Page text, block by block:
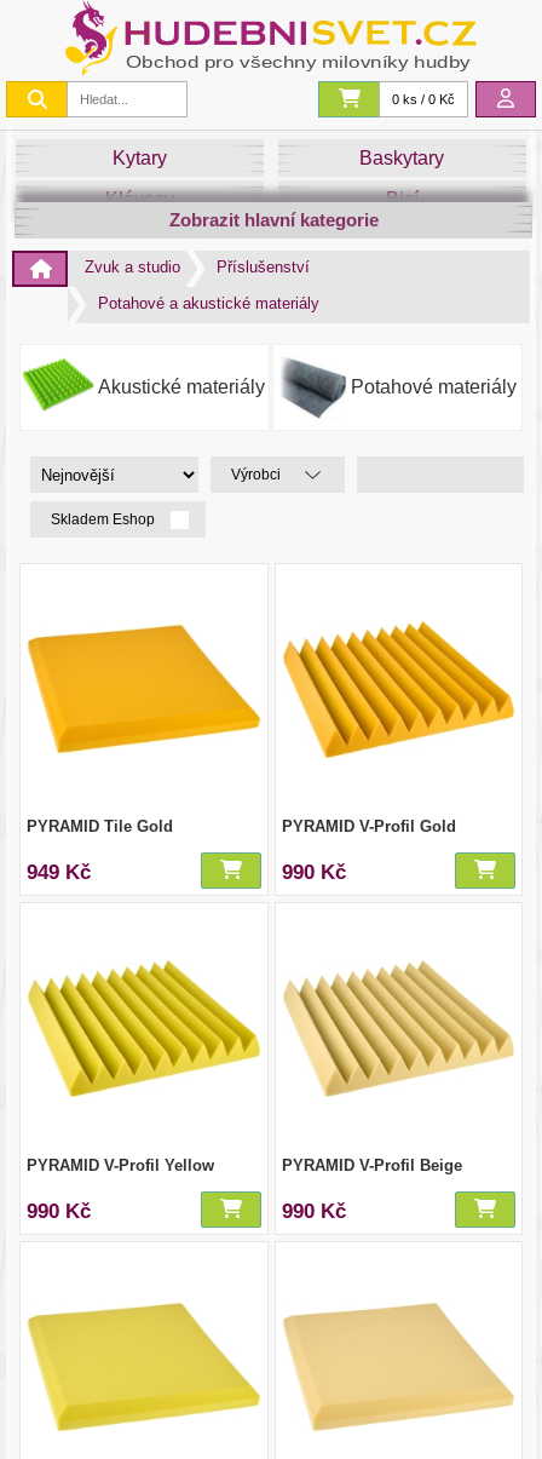
0 ks / 0 Kč
Kytary
Baskytary
Klávesy
Bicí
Smyčce
Dechy
Zobrazit hlavní kategorie
Zvuk a studio
Příslušenství
Potahové a akustické materiály
Akustické materiály Potahové materiály
Výrobci
Skladem Eshop
PYRAMID Tile Gold
949 Kč
PYRAMID V-Profil Gold
990 Kč
PYRAMID V-Profil Yellow
990 Kč
PYRAMID V-Profil Beige
990 Kč